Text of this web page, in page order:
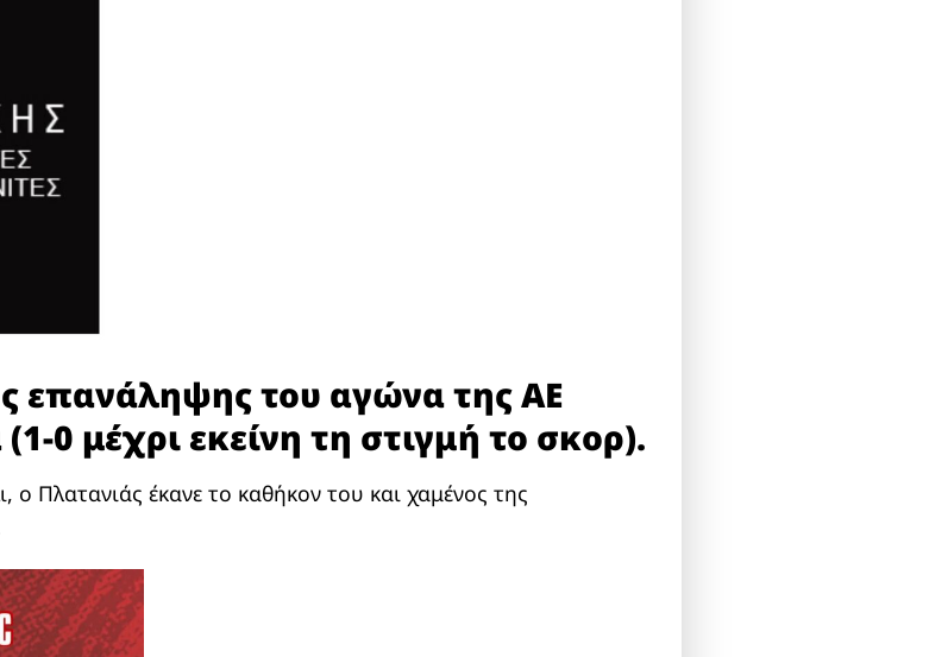
επανάληψης του αγώνα της ΑΕ
0 μέχρι εκείνη τη στιγμή το σκορ).
Πλατανιάς έκανε το καθήκον του και χαμένος της